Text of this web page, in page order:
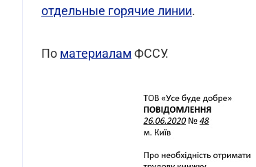
отдельные горячие линии.
По материалам ФССУ.